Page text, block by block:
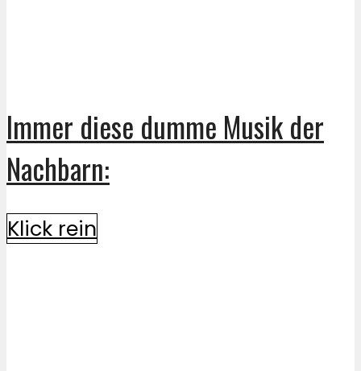
Immer diese dumme Musik der
Nachbarn:
Klick rein